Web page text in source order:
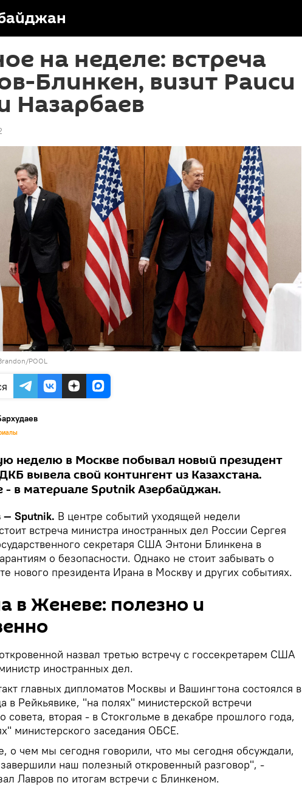
на неделе: встреча
Блинкен, визит Раиси
Назарбаев
POOL
неделю в Москве побывал новый президент
вывела свой контингент из Казахстана.
- в материале Sputnik Азербайджан.
— Sputnik. В центре событий уходящей недели
встреча министра иностранных дел России Сергея
секретаря США Энтони Блинкена в
о безопасности. Однако не стоит забывать о
нового президента Ирана в Москву и других событиях.
в Женеве: полезно и
назвал третью встречу с госсекретарем США
иностранных дел.
главных дипломатов Москвы и Вашингтона состоялся в
в Рейкьявике, "на полях" министерской встречи
совета, вторая - в Стокгольме в декабре прошлого года,
министерского заседания ОБСЕ.
о чем мы сегодня говорили, что мы сегодня обсуждали,
наш полезный откровенный разговор", -
Лавров по итогам встречи с Блинкеном.